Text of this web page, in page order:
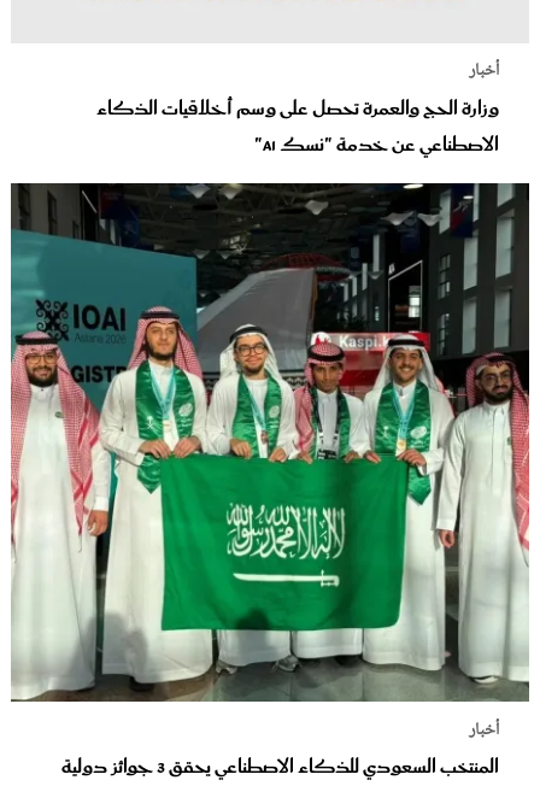
أخبار
وزارة الحج والعمرة تحصل على وسم أخلاقيات الذكاء
الاصطناعي عن خدمة "نسك AI"
أخبار
المنتخب السعودي للذكاء الاصطناعي يحقق 3 جوائز دولية